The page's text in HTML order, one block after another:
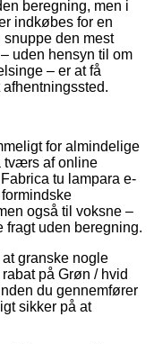
beregning, men i
indkøbes for en
snuppe den mest
uden hensyn til om
– er at få
for almindelige
tværs af online
tu lampara e-
også til voksne –
fragt uden beregning.
granske nogle
på Grøn / hvid
du gennemfører
sikker på at